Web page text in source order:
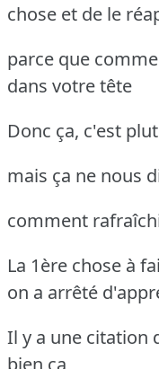
chose et de le
parce que
dans votre tête
Donc ça, c'est
mais ça ne nous
comment
La 1ère chose à
on a arrêté
Il y a une citation
bien ça